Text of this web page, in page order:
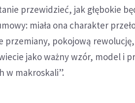
przewidzieć, jak głębokie
miała ona charakter
przemiany, pokojową
jako ważny wzór, model i
w makroskali”.